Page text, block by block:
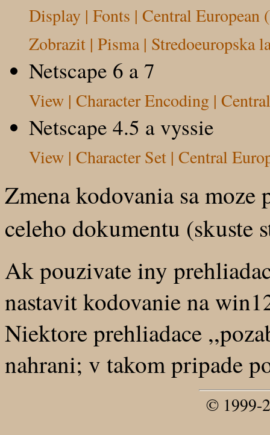
Display | Fonts | Central European
Zobrazit | Pisma | Stredoeuropska
Netscape 6 a 7
View | Character Encoding |
Netscape 4.5 a vyssie
View | Character Set | Central
Zmena kodovania sa
celeho dokumentu (skuste
Ak pouzivate iny
nastavit kodovanie na
Niektore prehliadace
nahrani; v takom pripade
© 1999-